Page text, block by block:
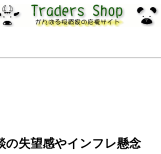
の失望感やインフレ懸念